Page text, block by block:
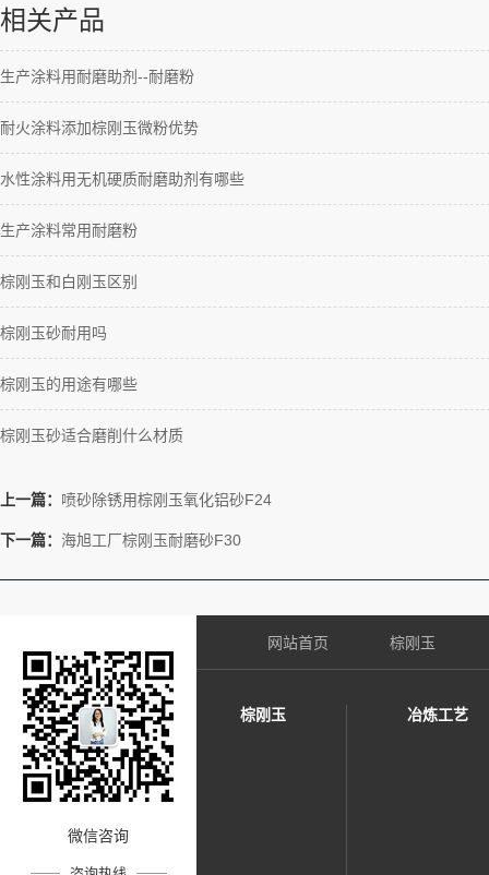
相关产品
生产涂料用耐磨助剂--耐磨粉
耐火涂料添加棕刚玉微粉优势
水性涂料用无机硬质耐磨助剂有哪些
生产涂料常用耐磨粉
棕刚玉和白刚玉区别
棕刚玉砂耐用吗
棕刚玉的用途有哪些
棕刚玉砂适合磨削什么材质
上一篇： 喷砂除锈用棕刚玉氧化铝砂F24
下一篇： 海旭工厂棕刚玉耐磨砂F30
微信咨询
网站首页 棕刚玉
棕刚玉 冶炼工艺